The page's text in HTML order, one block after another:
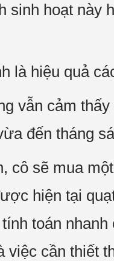
sinh hoạt này
là hiệu quả
vẫn cảm
đến tháng
cô sẽ mua
hiện tại
toán
việc cần thiết